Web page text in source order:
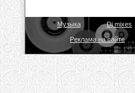
Музыка Dj mixes
Реклама на сайте